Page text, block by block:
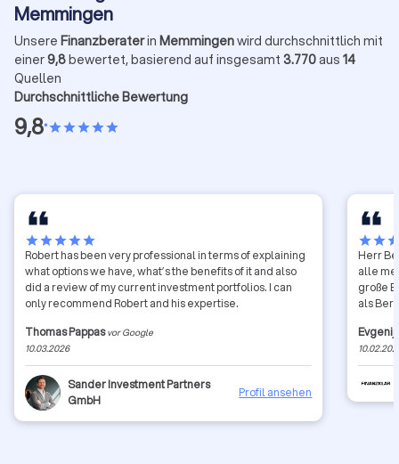
Memmingen
Unsere Finanzberaterin Memmingenwird durchschnittlich mit
einer9,8bewertet, basierend auf insgesamt 3.770aus 14
Quellen
Durchschnittliche Bewertung
9,8•starstarstarstarstar
starstarstarstarstar
Robert has been very professional in terms of explaining
what options we have, what’s the benefits of it and also
did a review of my current investment portfolios. I can
only recommend Robert and his expertise.
Thomas Pappas vor Google
10.03.2026
Sander Investment Partners
GmbH
Profil ansehen
starstar
Herr
alle
große
als